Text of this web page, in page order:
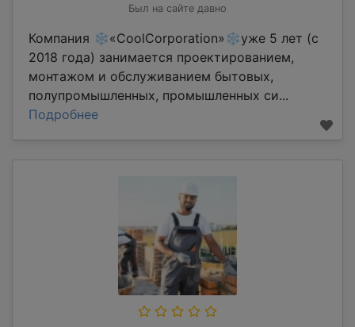
Был на сайте давно
Компания ❄«CoolCorporation»❄уже 5 лет (с
2018 года) занимается проектированием,
монтажом и обслуживанием бытовых,
полупромышленных, промышленных си...
Подробнее